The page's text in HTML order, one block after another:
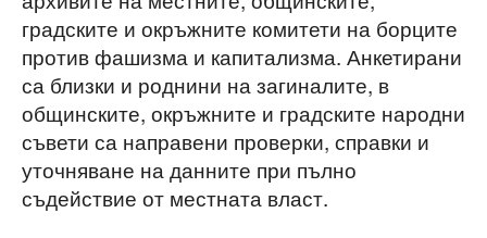
градските и окръжните комитети на борците
против фашизма и капитализма. Анкетирани
са близки и роднини на загиналите, в
общинските, окръжните и градските народни
съвети са направени проверки, справки и
уточняване на данните при пълно
съдействие от местната власт.